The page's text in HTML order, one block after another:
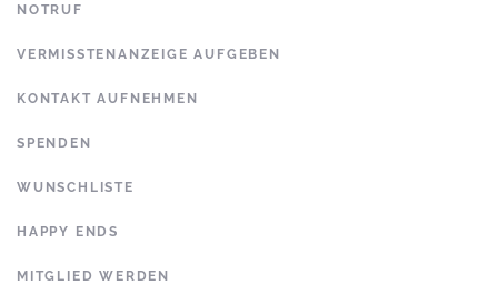
NOTRUF
VERMISSTENANZEIGE AUFGEBEN
KONTAKT AUFNEHMEN
SPENDEN
WUNSCHLISTE
HAPPY ENDS
MITGLIED WERDEN